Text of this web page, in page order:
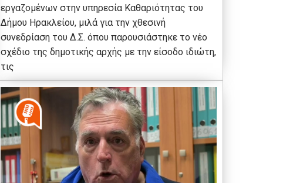
εργαζομένων στην υπηρεσία Καθαριότητας του
Δήμου Ηρακλείου, μιλά για την χθεσινή
συνεδρίαση του Δ.Σ. όπου παρουσιάστηκε το νέο
σχέδιο της δημοτικής αρχής με την είσοδο ιδιώτη,
τις